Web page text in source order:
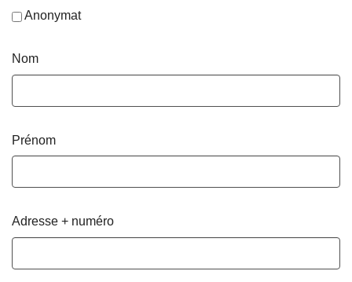
Anonymat
Nom
Prénom
Adresse + numéro